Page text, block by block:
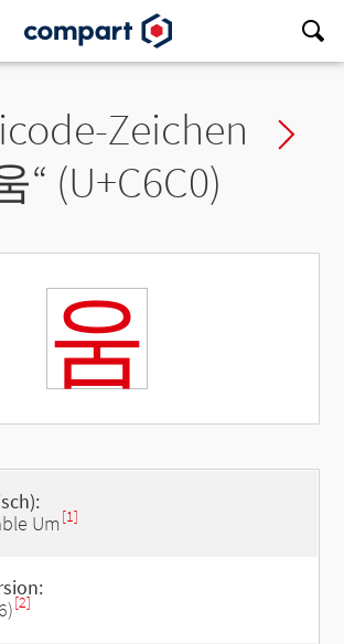
char
Zeichen
“ (U+C6C0)
움
Um [1]
[2]